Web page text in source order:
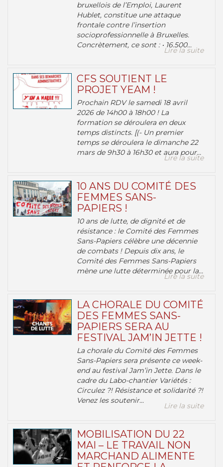
bruxellois de l’Emploi, Laurent
Hublet, constitue une attaque
frontale contre l’insertion
socioprofessionnelle à Bruxelles.
Concrètement, ce sont : • 16.500...
Lire la suite
CFS SOUTIENT LE
PROJET YEAM !
Prochain RDV le samedi 18 avril
2026 de 14h00 à 18h00 ! La
formation se déroulera en deux
temps distincts. [(- Un premier
temps se déroulera le dimanche 22
mars de 9h30 à 16h30 et aura pour...
Lire la suite
10 ANS DU COMITÉ DES
FEMMES SANS-
PAPIERS !
10 ans de lutte, de dignité et de
résistance : le Comité des Femmes
Sans-Papiers célèbre une décennie
de combats ! Depuis dix ans, le
Comité des Femmes Sans-Papiers
mène une lutte déterminée pour la...
Lire la suite
LA CHORALE DU COMITÉ
DES FEMMES SANS-
PAPIERS SERA AU
FESTIVAL JAM’IN JETTE !
La chorale du Comité des Femmes
Sans-Papiers sera présente ce week-
end au festival Jam’in Jette. Dans le
cadre du Labo-chantier Variétés :
Circulez ?! Résistance et solidarité ?!
Venez les soutenir...
Lire la suite
MOBILISATION DU 22
MAI – LE TRAVAIL NON
MARCHAND ALIMENTE